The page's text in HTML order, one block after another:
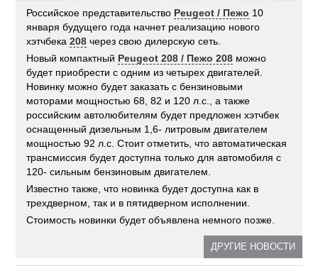
Российское представительство Peugeot / Пежо 10
января будущего года начнет реализацию нового
хэтчбека208 через свою дилерскую сеть.
Новый компактный Peugeot 208 / Пежо 208 можно
будет приобрести с одним из четырех двигателей.
Новинку можно будет заказать с бензиновыми
моторами мощностью 68, 82 и 120 л.с., а также
российским автолюбителям будет предложен хэтчбек
оснащенный дизельным 1,6- литровым двигателем
мощностью 92 л.с. Стоит отметить, что автоматическая
трансмиссия будет доступна только для автомобиля с
120- сильным бензиновым двигателем.
Известно также, что новинка будет доступна как в
трехдверном, так и в пятидверном исполнении.
Стоимость новинки будет объявлена немного позже.
ДРУГИЕ НОВОСТИ